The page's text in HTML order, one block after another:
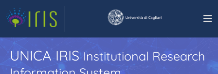
UNICA IRISInstitutional Research